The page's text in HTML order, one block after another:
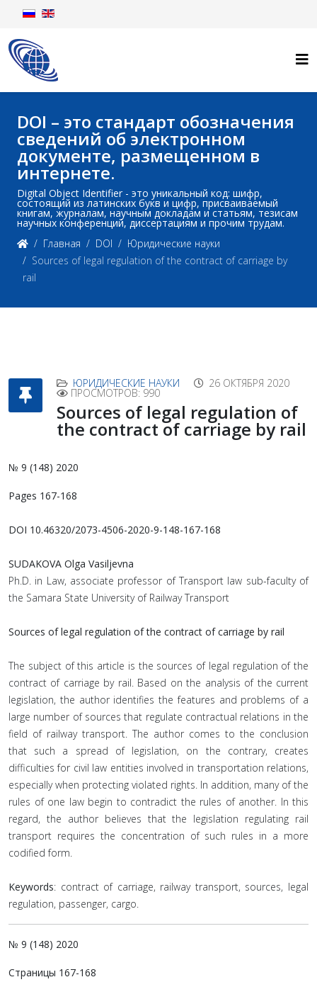
DOI – это стандарт обозначения
сведений об электронном
документе, размещенном в
интернете.
Digital Object Identifier - это уникальный код: шифр,
состоящий из латинских букв и цифр, присваиваемый
книгам, журналам, научным докладам и статьям, тезисам
научных конференций, диссертациям и прочим трудам.
Главная
DOI
Юридические науки
Sources of legal regulation of the contract of carriage by
rail
ЮРИДИЧЕСКИЕ НАУКИ 26 ОКТЯБРЯ 2020
ПРОСМОТРОВ: 990
Sources of legal regulation of
the contract of carriage by rail
№ 9 (148) 2020
Pages 167-168
DOI 10.46320/2073-4506-2020-9-148-167-168
SUDAKOVA Olga Vasiljevna
Ph.D. in Law, associate professor of Transport law sub-faculty of
the Samara State University of Railway Transport
Sources of legal regulation of the contract of carriage by rail
The subject of this article is the sources of legal regulation of the
contract of carriage by rail. Based on the analysis of the current
legislation, the author identifies the features and problems of a
large number of sources that regulate contractual relations in the
field of railway transport. The author comes to the conclusion
that such a spread of legislation, on the contrary, creates
difficulties for civil law entities involved in transportation relations,
especially when protecting violated rights. In addition, many of the
rules of one law begin to contradict the rules of another. In this
regard, the author believes that the legislation regulating rail
transport requires the concentration of such rules in a more
codified form.
Keywords: contract of carriage, railway transport, sources, legal
regulation, passenger, cargo.
№ 9 (148) 2020
Страницы 167-168